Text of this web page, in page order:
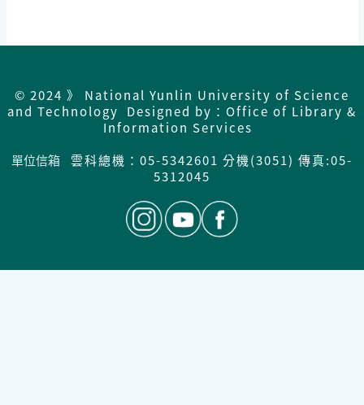
© 2024 》 National Yunlin University of Science
and Technology Designed by：Office of Library &
Information Services
單位信箱
雲科總機：05-5342601 分機(3051) 傳真:05-
5312045